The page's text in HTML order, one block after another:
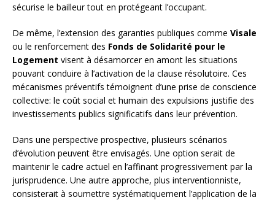
sécurise le bailleur tout en protégeant l’occupant.
De même, l’extension des garanties publiques comme Visale
ou le renforcement des Fonds de Solidarité pour le
Logement visent à désamorcer en amont les situations
pouvant conduire à l’activation de la clause résolutoire. Ces
mécanismes préventifs témoignent d’une prise de conscience
collective: le coût social et humain des expulsions justifie des
investissements publics significatifs dans leur prévention.
Dans une perspective prospective, plusieurs scénarios
d’évolution peuvent être envisagés. Une option serait de
maintenir le cadre actuel en l’affinant progressivement par la
jurisprudence. Une autre approche, plus interventionniste,
consisterait à soumettre systématiquement l’application de la